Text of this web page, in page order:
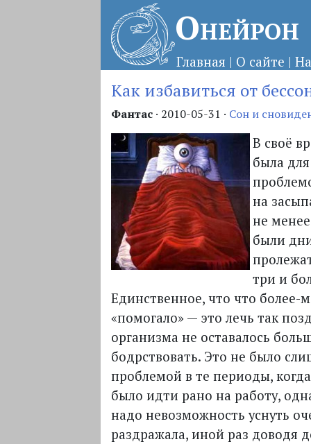
Онейрон
Главная | О сайте |
Как избавиться от
Фантас · 2010-05-31 · Сон и
В своё
была
на
не
были
три и
Единственное, что что более-
«помогало» — это лечь так
организма не оставалось
бодрствовать. Это не было
проблемой в те периоды,
было идти рано на работу,
надо невозможность уснуть
раздражала, иной раз доводя